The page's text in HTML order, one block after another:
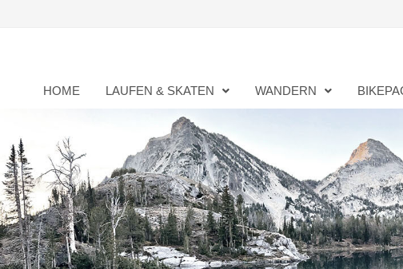
HOME LAUFEN & SKATEN WANDERN